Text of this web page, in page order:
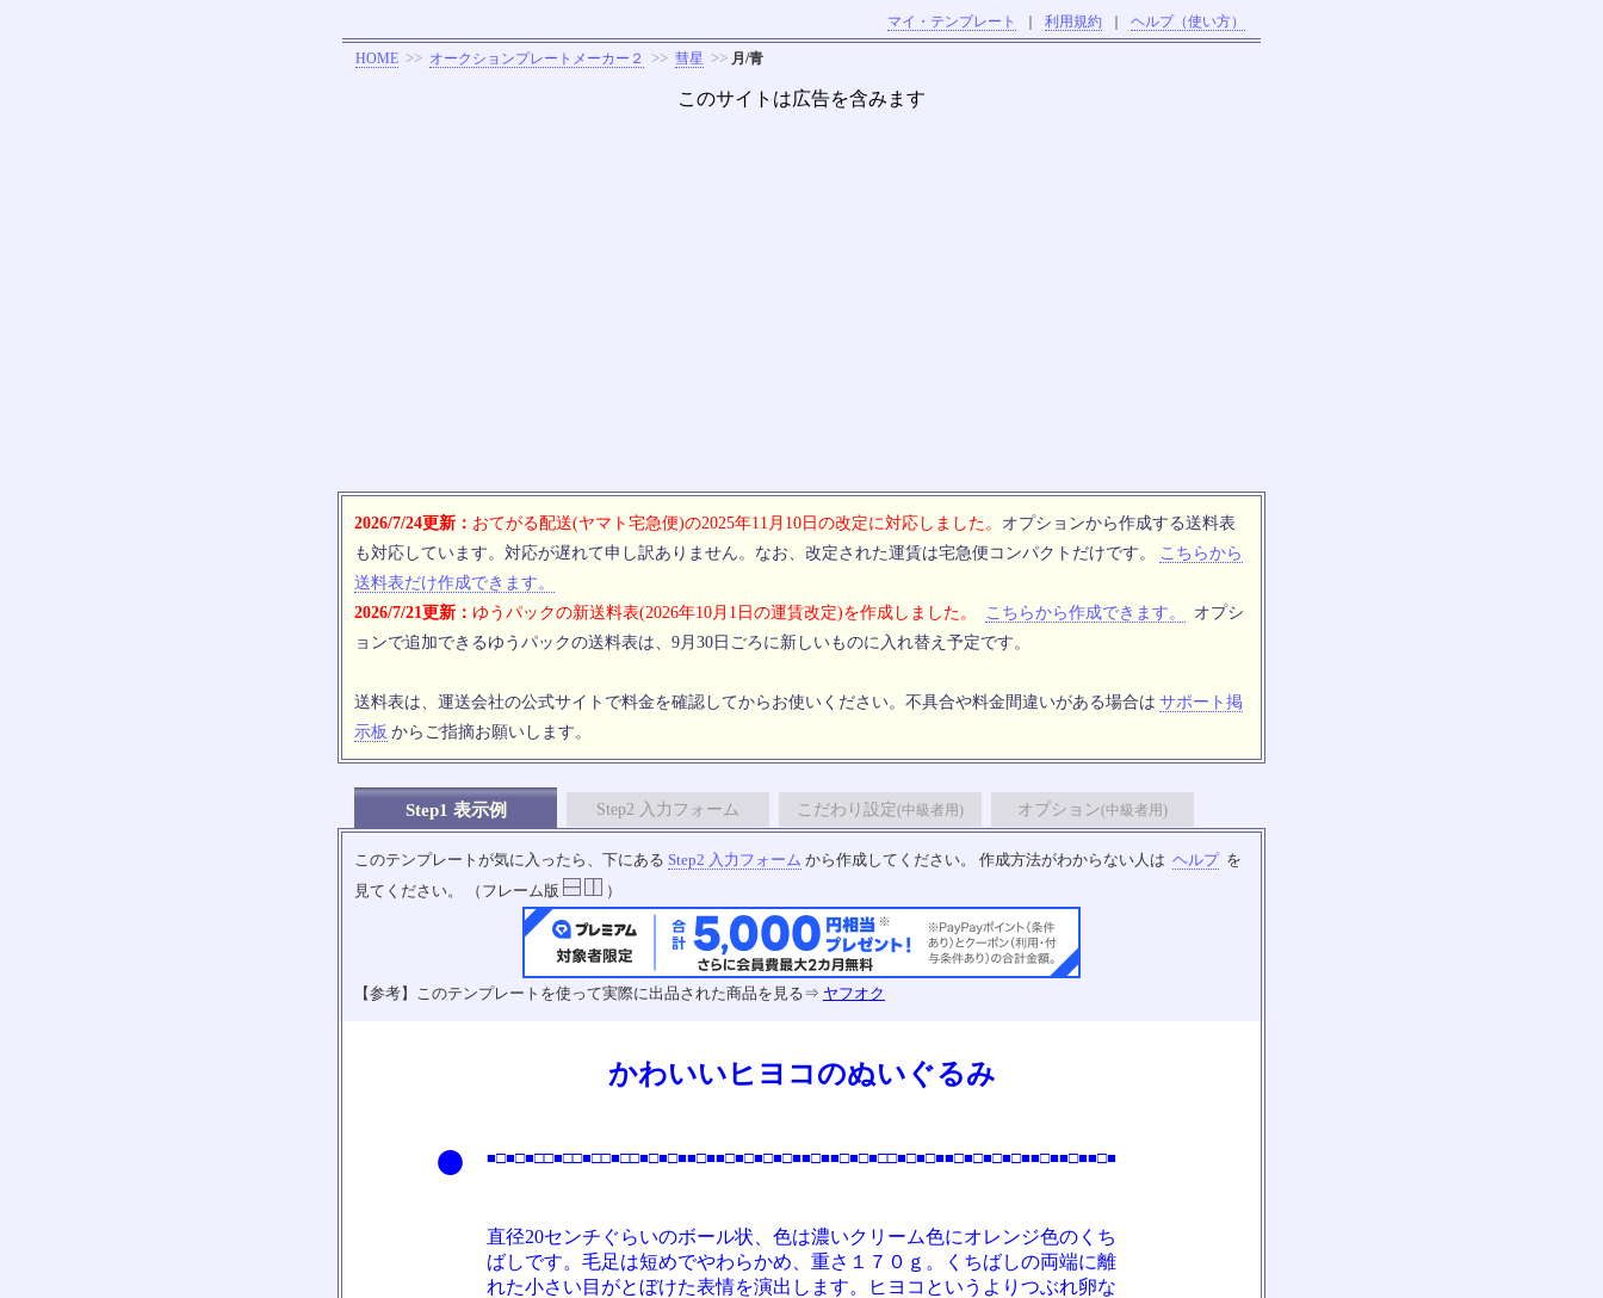
マイ・テンプレート 利用規約 ヘルプ（使い方）
HOME >> オークションプレートメーカー２ >> 彗星 >> 月/青
このサイトは広告を含みます
2026/7/24更新： おてがる配送(ヤマト宅急便)の2025年11月10日の改定に対応しました。 オプションから作成する送料表
も対応しています。対応が遅れて申し訳ありません。なお、改定された運賃は宅急便コンパクトだけです。
こちらから
送料表だけ作成できます。
2026/7/21更新： ゆうパックの新送料表(2026年10月1日の運賃改定)を作成しました。 こちらから作成できます。
オプシ
ョンで追加できるゆうパックの送料表は、9月30日ごろに新しいものに入れ替え予定です。
送料表は、運送会社の公式サイトで料金を確認してからお使いください。不具合や料金間違いがある場合は サポート掲
示板 からご指摘お願いします。
Step1 表示例 Step2 入力フォーム こだわり設定(中級者用) オプション(中級者用)
このテンプレートが気に入ったら、下にある Step2 入力フォーム から作成してください。 作成方法がわからない人は ヘルプ を
見てください。 （フレーム版
）
【参考】このテンプレートを使って実際に出品された商品を見る⇒ ヤフオク
かわいいヒヨコのぬいぐるみ
● ■□■□■□□■□□■□□■□□■□■□■■□■■□■□■□■□■■□■■□■□■□□■□■□■■□■□■□■□■■□■■□■■□■
直径20センチぐらいのボール状、色は濃いクリーム色にオレンジ色のくち
ばしです。毛足は短めでやわらかめ、重さ１７０ｇ。くちばしの両端に離
れた小さい目がとぼけた表情を演出します。ヒヨコというよりつぶれ卵な